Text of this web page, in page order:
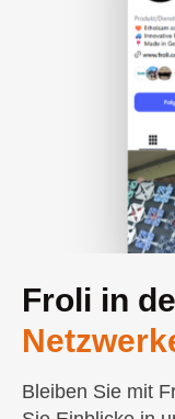
Froli in
Bleiben Sie mit